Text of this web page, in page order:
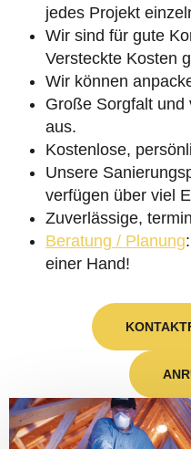
jedes Projekt
Wir sind für gute
Versteckte Kosten
Wir können
Große Sorgfalt und
aus.
Kostenlose,
Unsere
verfügen über viel
Zuverlässige,
Beratung / Planung
einer Hand!